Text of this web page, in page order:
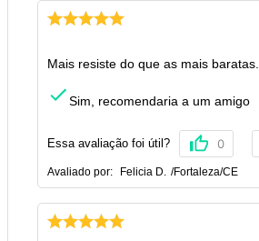
Mais resiste do que as mais baratas.
Sim, recomendaria a um amigo
Essa avaliação foi útil? 0
Avaliado por: Felicia D. /Fortaleza/CE